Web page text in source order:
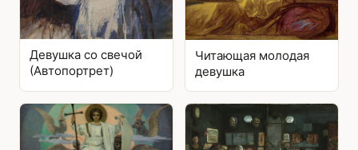
Девушка со свечой
(Автопортрет)
Читающая молодая
девушка